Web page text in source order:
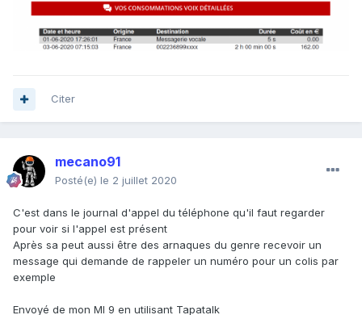
Citer
mecano91
Posté(e) le 2 juillet 2020
C'est dans le journal d'appel du téléphone qu'il faut regarder
pour voir si l'appel est présent
Après sa peut aussi être des arnaques du genre recevoir un
message qui demande de rappeler un numéro pour un colis par
exemple
Envoyé de mon MI 9 en utilisant Tapatalk